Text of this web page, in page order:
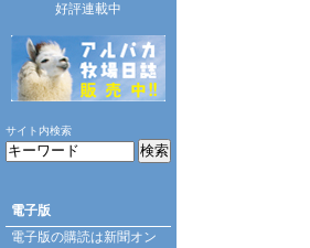
好評連載中
サイト内検索
電子版
電子版の購読は新聞オン